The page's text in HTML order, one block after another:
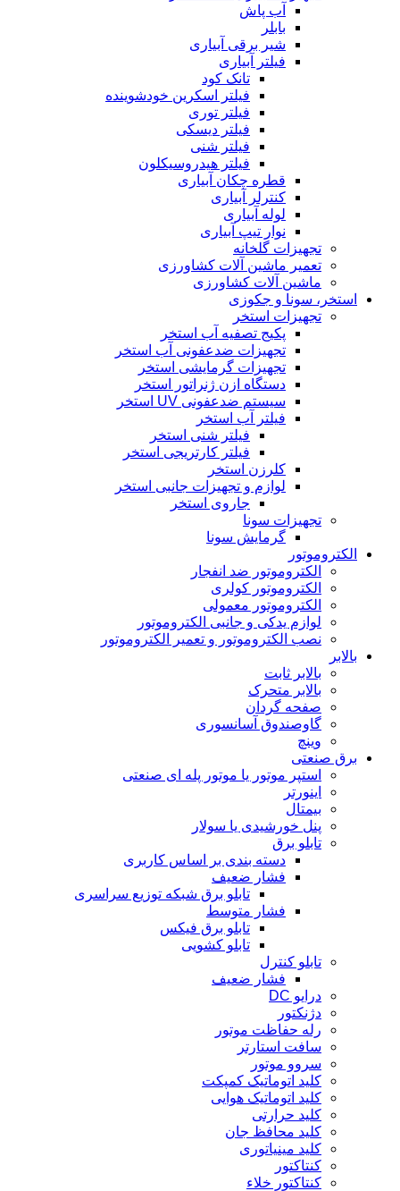
آب پاش
بابلر
شیر برقی آبیاری
فیلتر آبیاری
تانک کود
فیلتر اسکرین خودشوینده
فیلتر توری
فیلتر دیسکی
فیلتر شنی
فیلتر هیدروسیکلون
قطره چکان آبیاری
کنترلر آبیاری
لوله آبیاری
نوار تیپ آبیاری
تجهیزات گلخانه
تعمیر ماشین آلات کشاورزی
ماشین آلات کشاورزی
استخر، سونا و جکوزی
تجهیزات استخر
پکیج تصفیه آب استخر
تجهیزات ضدعفونی آب استخر
تجهیزات گرمایشی استخر
دستگاه ازن ژنراتور استخر
سیستم ضدعفونی UV استخر
فیلتر آب استخر
فیلتر شنی استخر
فیلتر کارتریجی استخر
کلرزن استخر
لوازم و تجهیزات جانبی استخر
جاروی استخر
تجهیزات سونا
گرمایش سونا
الکتروموتور
الکتروموتور ضد انفجار
الکتروموتور کولری
الکتروموتور معمولی
لوازم یدکی و جانبی الکتروموتور
نصب الکتروموتور و تعمیر الکتروموتور
بالابر
بالابر ثابت
بالابر متحرک
صفحه گردان
گاوصندوق آسانسوری
وینچ
برق صنعتی
استپر موتور یا موتور پله ای صنعتی
اینورتر
بیمتال
پنل خورشیدی یا سولار
تابلو برق
دسته بندی بر اساس کاربری
فشار ضعیف
تابلو برق شبکه توزیع سراسری
فشار متوسط
تابلو برق فیکس
تابلو کشویی
تابلو کنترل
فشار ضعیف
درایو DC
دژنکتور
رله حفاظت موتور
سافت استارتر
سروو موتور
کلید اتوماتیک کمپکت
کلید اتوماتیک هوایی
کلید حرارتی
کلید محافظ جان
کلید مینیاتوری
کنتاکتور
کنتاکتور خلاء